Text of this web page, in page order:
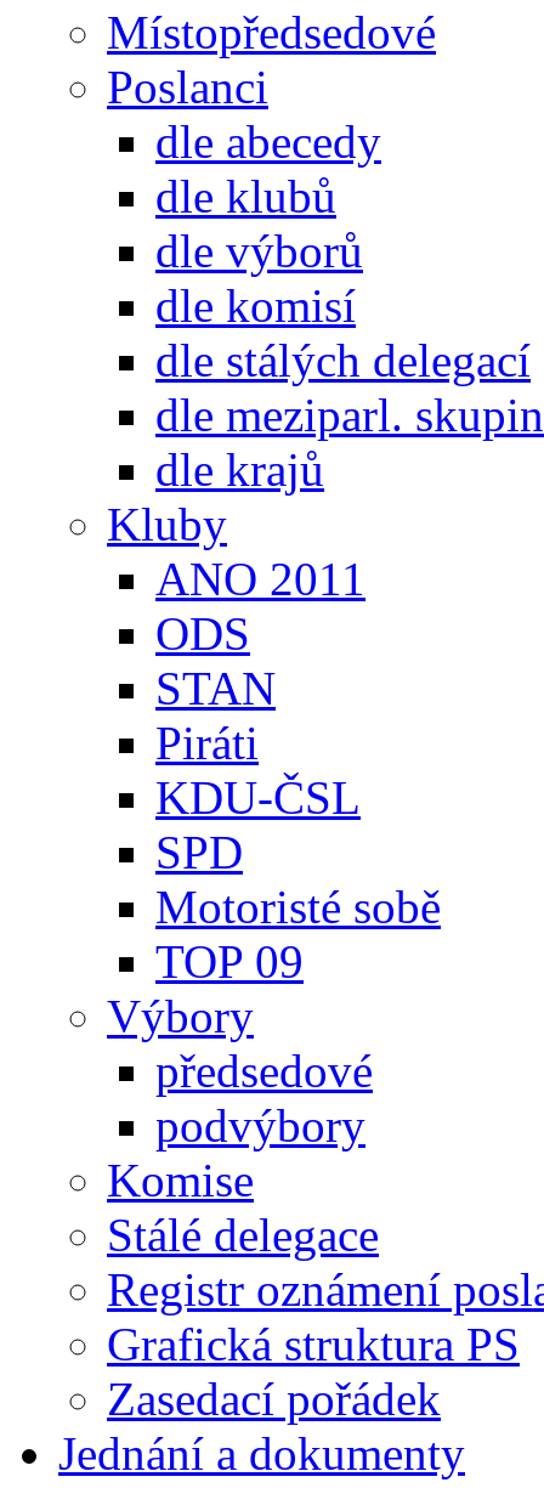
Místopředsedové
Poslanci
dle abecedy
dle klubů
dle výborů
dle komisí
dle stálých delegací
dle meziparl. skupin
dle krajů
Kluby
ANO 2011
ODS
STAN
Piráti
KDU-ČSL
SPD
Motoristé sobě
TOP 09
Výbory
předsedové
podvýbory
Komise
Stálé delegace
Registr oznámení
Grafická struktura PS
Zasedací pořádek
Jednání a dokumenty